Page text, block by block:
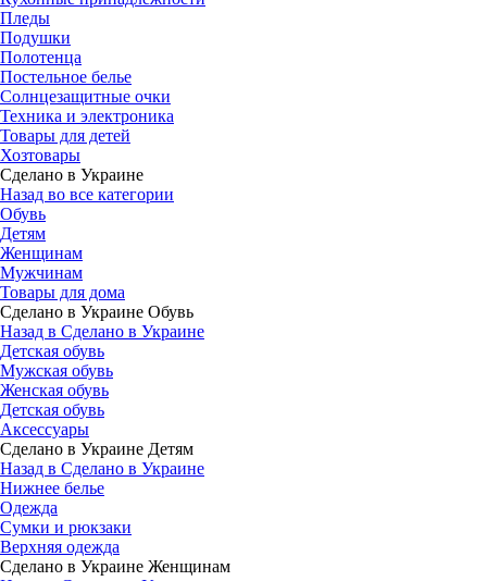
Пледы
Подушки
Полотенца
Постельное белье
Солнцезащитные очки
Техника и электроника
Товары для детей
Хозтовары
Сделано в Украине
Назад во все категории
Обувь
Детям
Женщинам
Мужчинам
Товары для дома
Сделано в Украине Обувь
Назад в Сделано в Украине
Детская обувь
Мужская обувь
Женская обувь
Детская обувь
Аксессуары
Сделано в Украине Детям
Назад в Сделано в Украине
Нижнее белье
Одежда
Сумки и рюкзаки
Верхняя одежда
Сделано в Украине Женщинам